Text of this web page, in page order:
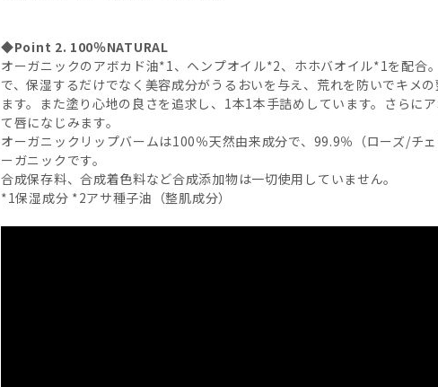
◆Point 2. 100％NATURAL
オーガニックのアボカド油*1、ヘンプオイル*2、ホホバオイル*1を配合
で、保湿するだけでなく美容成分がうるおいを与え、荒れを防いでキメ
ます。また塗り心地の良さを追求し、1本1本手詰めしています。さらに
て唇になじみます。
オーガニックリップバームは100％天然由来成分で、99.9％（ローズ/チ
ーガニックです。
合成保存料、合成着色料など合成添加物は一切使用していません。
*1保湿成分 *2アサ種子油（整肌成分）